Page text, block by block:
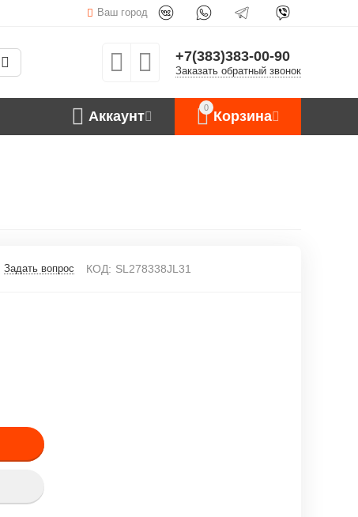
Ваш город
+7(383)383-00-90
Заказать обратный звонок
0
Корзина
Аккаунт
Задать вопрос КОД: SL278338JL31